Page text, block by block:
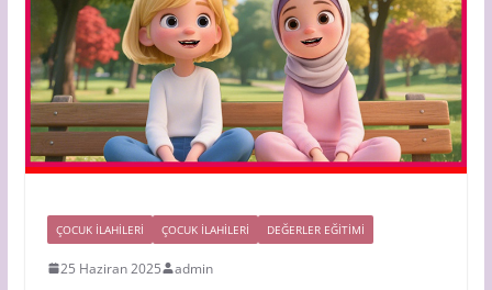
ÇOCUK ILAHILERI ÇOCUK İLAHİLERİ DEĞERLER EĞİTİMİ
25 Haziran 2025 admin